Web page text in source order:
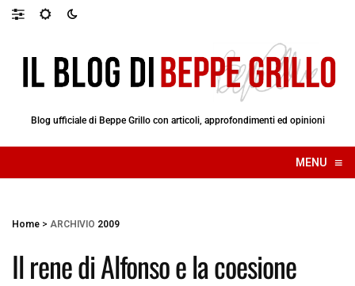
Blog ufficiale di Beppe Grillo con articoli, approfondimenti ed opinioni
MENU ≡
☰
Home > ARCHIVIO 2009
Il rene di Alfonso e la coesione